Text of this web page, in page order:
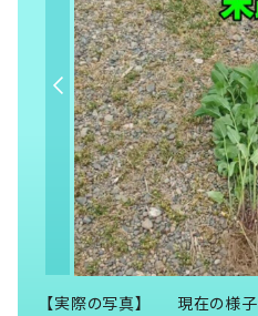
【実際の写真】 現在の様子